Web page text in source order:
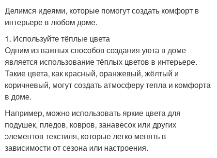
Делимся идеями, которые помогут создать комфорт в
интерьере в любом доме.
1. Используйте тёплые цвета
Одним из важных способов создания уюта в доме
является использование тёплых цветов в интерьере.
Такие цвета, как красный, оранжевый, жёлтый и
коричневый, могут создать атмосферу тепла и комфорта
в доме.
Например, можно использовать яркие цвета для
подушек, пледов, ковров, занавесок или других
элементов текстиля, которые легко менять в
зависимости от сезона или настроения.